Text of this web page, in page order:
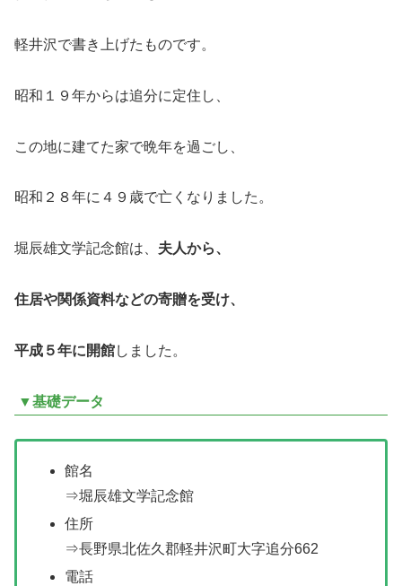
軽井沢で書き上げたものです。
昭和１９年からは追分に定住し、
この地に建てた家で晩年を過ごし、
昭和２８年に４９歳で亡くなりました。
堀辰雄文学記念館は、 夫人から、
住居や関係資料などの寄贈を受け、
平成５年に開館しました。
▼基礎データ
館名
⇒堀辰雄文学記念館
住所
⇒長野県北佐久郡軽井沢町大字追分662
電話